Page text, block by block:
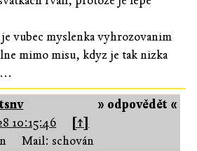
vubec myslenka vyhrozovanim
mimo misu, kdyz je tak nizka
» odpovědět «
10:15:46
[↑]
Mail: schován